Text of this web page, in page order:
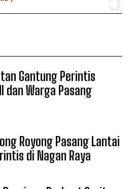
Gantung Perintis
dan Warga Pasang
Royong Pasang Lantai
di Nagan Raya